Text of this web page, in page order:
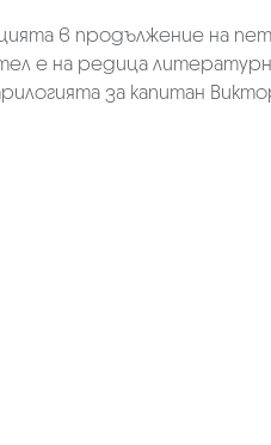
в продължение на
е на редица
за капитан